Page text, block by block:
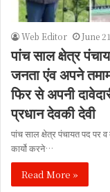
Web Editor June
पांच साल क्षेत्र
जनता एंव अपने
फिर से अपनी
प्रधान देवकी देवी
पांच साल क्षेत्र पंचायत पद
कार्यो करने…
Read More »